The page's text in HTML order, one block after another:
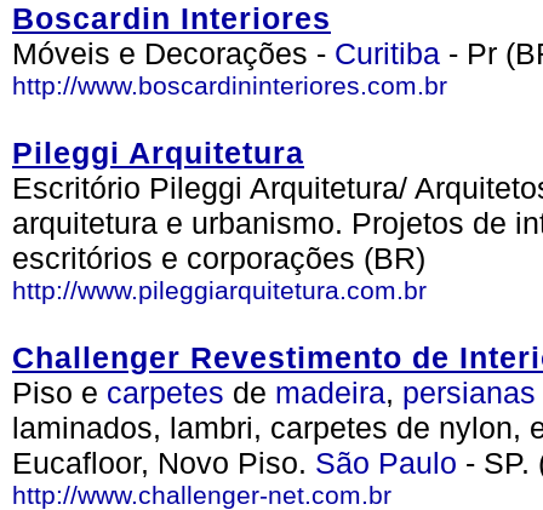
Boscardin Interiores
Móveis e Decorações - Curitiba - Pr
http://www.boscardininteriores.com.br
Pileggi Arquitetura
Escritório Pileggi Arquitetura/
arquitetura e urbanismo. Projetos de
escritórios e corporações (BR)
http://www.pileggiarquitetura.com.br
Challenger Revestimento de
Piso e carpetes de madeira, persianas
laminados, lambri, carpetes de nylon,
Eucafloor, Novo Piso. São Paulo - SP.
http://www.challenger-net.com.br